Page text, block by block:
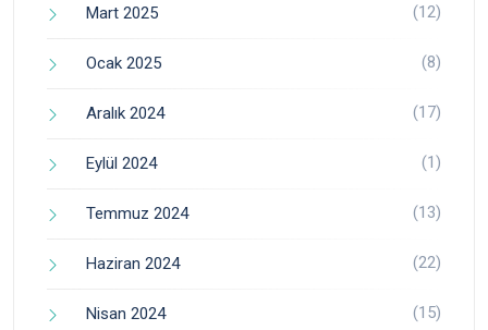
Mart 2025 (12)
Ocak 2025 (8)
Aralık 2024 (17)
Eylül 2024 (1)
Temmuz 2024 (13)
Haziran 2024 (22)
Nisan 2024 (15)